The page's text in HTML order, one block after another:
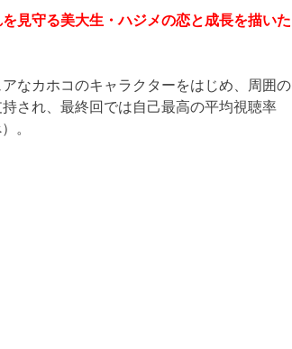
見守る美大生・ハジメの恋と成長を描いた
なカホコのキャラクターをはじめ、周囲の
され、最終回では自己最高の平均視聴率
。